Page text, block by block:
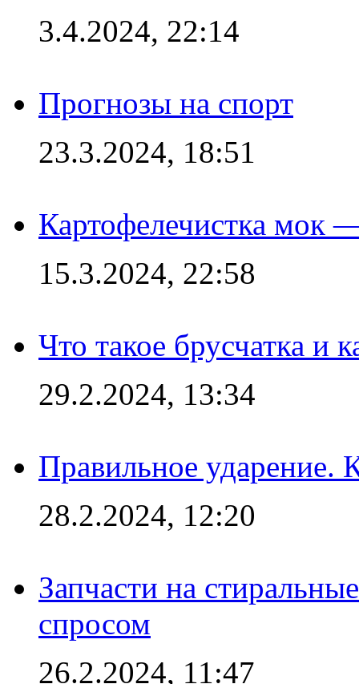
3.4.2024, 22:14
Прогнозы на спорт
23.3.2024, 18:51
Картофелечистка мок
15.3.2024, 22:58
Что такое брусчатка и
29.2.2024, 13:34
Правильное ударение.
28.2.2024, 12:20
Запчасти на
спросом
26.2.2024, 11:47